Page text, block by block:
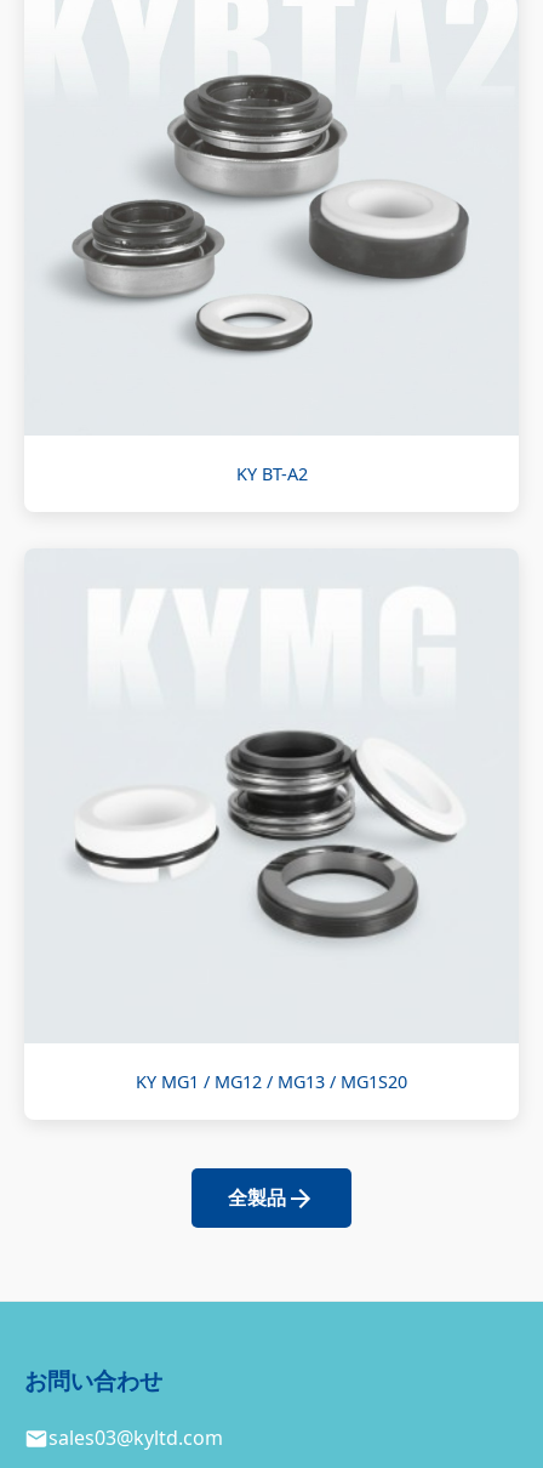
KY BT-A2
KY MG1 / MG12 / MG13 / MG1S20
全製品
お問い合わせ
sales03@kyltd.com